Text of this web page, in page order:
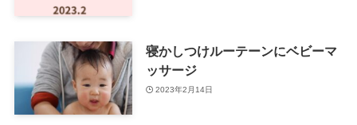
寝かしつけルーテーンにベビーマ
ッサージ
2023年2月14日